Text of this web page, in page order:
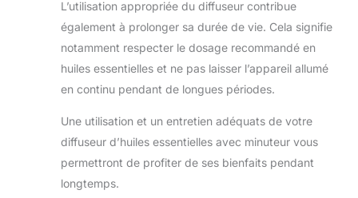
L’utilisation appropriée du diffuseur contribue
également à prolonger sa durée de vie. Cela signifie
notamment respecter le dosage recommandé en
huiles essentielles et ne pas laisser l’appareil allumé
en continu pendant de longues périodes.
Une utilisation et un entretien adéquats de votre
diffuseur d’huiles essentielles avec minuteur vous
permettront de profiter de ses bienfaits pendant
longtemps.